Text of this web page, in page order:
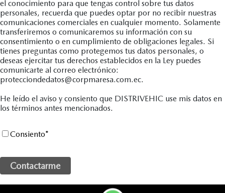
el conocimiento para que tengas control sobre tus datos
personales, recuerda que puedes optar por no recibir nuestras
comunicaciones comerciales en cualquier momento. Solamente
transferiremos o comunicaremos su información con su
consentimiento o en cumplimiento de obligaciones legales. Si
tienes preguntas como protegemos tus datos personales, o
deseas ejercitar tus derechos establecidos en la Ley puedes
comunicarte al correo electrónico:
protecciondedatos@corpmaresa.com.ec.
He leído el aviso y consiento que DISTRIVEHIC use mis datos en
los términos antes mencionados.
Consiento*